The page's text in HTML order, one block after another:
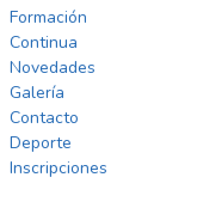
Formación
Continua
Novedades
Galería
Contacto
Deporte
Inscripciones